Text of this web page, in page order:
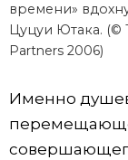
времени»
Цуцуи Ютака. (©
Partners 2006)
Именно